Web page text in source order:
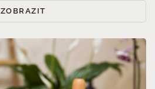
ZOBRAZIT